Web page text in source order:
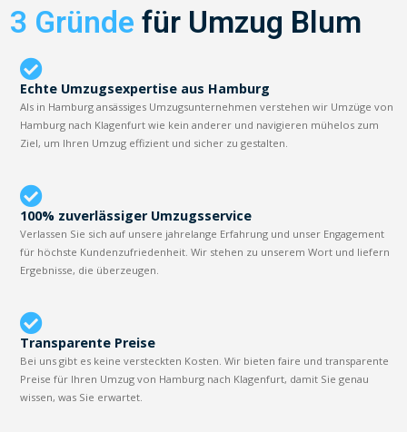
3 Gründe für Umzug Blum
Echte Umzugsexpertise aus Hamburg
Als in Hamburg ansässiges Umzugsunternehmen verstehen wir Umzüge von
Hamburg nach Klagenfurt wie kein anderer und navigieren mühelos zum
Ziel, um Ihren Umzug effizient und sicher zu gestalten.
100% zuverlässiger Umzugsservice
Verlassen Sie sich auf unsere jahrelange Erfahrung und unser Engagement
für höchste Kundenzufriedenheit. Wir stehen zu unserem Wort und liefern
Ergebnisse, die überzeugen.
Transparente Preise
Bei uns gibt es keine versteckten Kosten. Wir bieten faire und transparente
Preise für Ihren Umzug von Hamburg nach Klagenfurt, damit Sie genau
wissen, was Sie erwartet.